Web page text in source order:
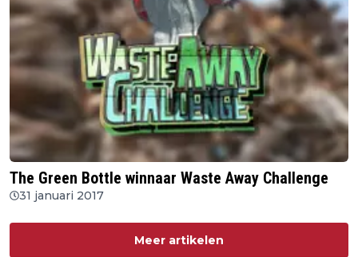
The Green Bottle winnaar Waste Away Challenge
31 januari 2017
Meer artikelen